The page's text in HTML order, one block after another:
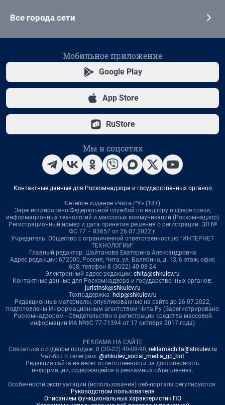
Все города сети
Мобильное приложение
Google Play
App Store
RuStore
Мы в соцсетях
Контактные данные для Роскомнадзора и государственных органов
Сетевое издание «Чита.РУ» (18+)
Зарегистрировано Федеральной службой по надзору в сфере связи,
информационных технологий и массовых коммуникаций (Роскомнадзор)
Регистрационный номер и дата принятия решения о регистрации: ЭЛ №
ФС 77 – 83657 от 26.07.2022 г.
Учредитель: Общество с ограниченной ответственностью "ИНТЕРНЕТ
ТЕХНОЛОГИИ"
Главный редактор: Шайтанова Екатерина Александровна
Адрес редакции: 672000, Россия, Чита, ул. Балябина, д. 13, 6 этаж, офис
608, телефон 8 (3022) 40-08-24
Электронный адрес редакции: chita@shkulev.ru
Контактные данные для Роскомнадзора и государственных органов:
juristnsk@shkulev.ru
Техподдержка: help@shkulev.ru
Редакционные материалы, опубликованные на сайте до 26.07.2022,
подготовлены Информационным агентством Чита.Ру (Зарегистрировано
Роскомнадзором - Свидетельство о регистрации средства массовой
информации ИА №ФС 77-71394 от 17 октября 2017 года)
РЕКЛАМА НА САЙТЕ
Связаться с отделом продаж: 8 (30-22) 40-08-90, reklamachita@shkulev.ru
Чат-бот в телеграм: @shkulev_social_media_gp_bot
Редакция сайта не несет ответственности за достоверность
информации, содержащейся в рекламных объявлениях.
Особенности эксплуатации (использования) веб-портала регулируются:
Руководством пользователя
Описанием функциональных характеристик ПО